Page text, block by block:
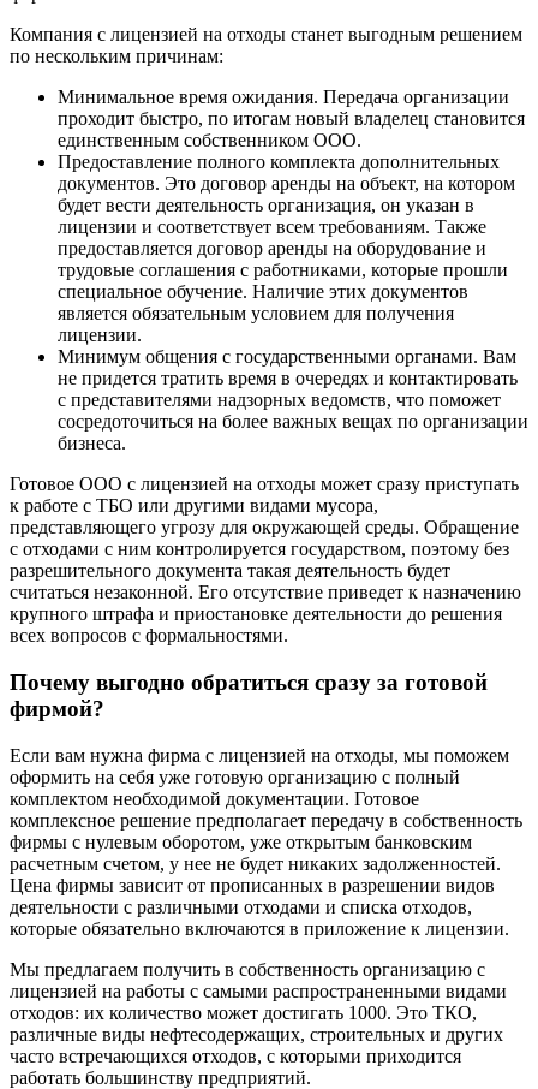
Компания с лицензией на отходы станет выгодным решением
по нескольким причинам:
Минимальное время ожидания. Передача организации
проходит быстро, по итогам новый владелец становится
единственным собственником ООО.
Предоставление полного комплекта дополнительных
документов. Это договор аренды на объект, на котором
будет вести деятельность организация, он указан в
лицензии и соответствует всем требованиям. Также
предоставляется договор аренды на оборудование и
трудовые соглашения с работниками, которые прошли
специальное обучение. Наличие этих документов
является обязательным условием для получения
лицензии.
Минимум общения с государственными органами. Вам
не придется тратить время в очередях и контактировать
с представителями надзорных ведомств, что поможет
сосредоточиться на более важных вещах по организации
бизнеса.
Готовое ООО с лицензией на отходы может сразу приступать
к работе с ТБО или другими видами мусора,
представляющего угрозу для окружающей среды. Обращение
с отходами с ним контролируется государством, поэтому без
разрешительного документа такая деятельность будет
считаться незаконной. Его отсутствие приведет к назначению
крупного штрафа и приостановке деятельности до решения
всех вопросов с формальностями.
Почему выгодно обратиться сразу за готовой
фирмой?
Если вам нужна фирма с лицензией на отходы, мы поможем
оформить на себя уже готовую организацию с полный
комплектом необходимой документации. Готовое
комплексное решение предполагает передачу в собственность
фирмы с нулевым оборотом, уже открытым банковским
расчетным счетом, у нее не будет никаких задолженностей.
Цена фирмы зависит от прописанных в разрешении видов
деятельности с различными отходами и списка отходов,
которые обязательно включаются в приложение к лицензии.
Мы предлагаем получить в собственность организацию с
лицензией на работы с самыми распространенными видами
отходов: их количество может достигать 1000. Это ТКО,
различные виды нефтесодержащих, строительных и других
часто встречающихся отходов, с которыми приходится
работать большинству предприятий.